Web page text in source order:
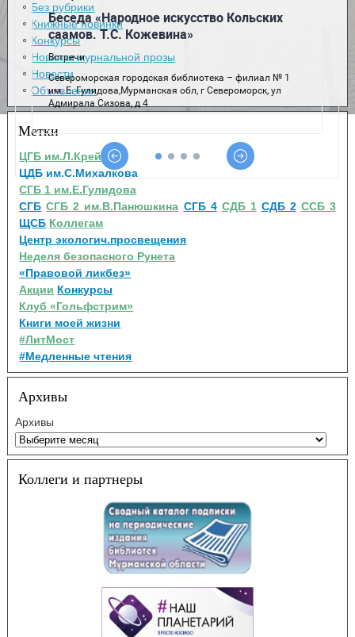
Без рубрики
Книжные новинки
Конкурсы
Новинки журнальной прозы
Новости
Объявления
Метки
ЦГБ им.Л.Крейна
ЦДБ им.С.Михалкова
СГБ 1 им.Е.Гулидова
СГБ СГБ 2 им.В.Панюшкина СГБ 4 СДБ 1 СДБ 2 ССБ 3
ЩСБ Коллегам
Центр экологич.просвещения
Неделя безопасного Рунета
«Правовой ликбез»
Акции Конкурсы
Клуб «Гольфстрим»
Книги моей жизни
#ЛитМост
#Медленные чтения
Архивы
Архивы
Коллеги и партнеры